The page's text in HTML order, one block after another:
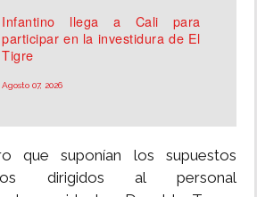
Infantino llega a Cali para
participar en la investidura de El
Tigre
Agosto 07, 2026
que suponían los supuestos
dirigidos al personal